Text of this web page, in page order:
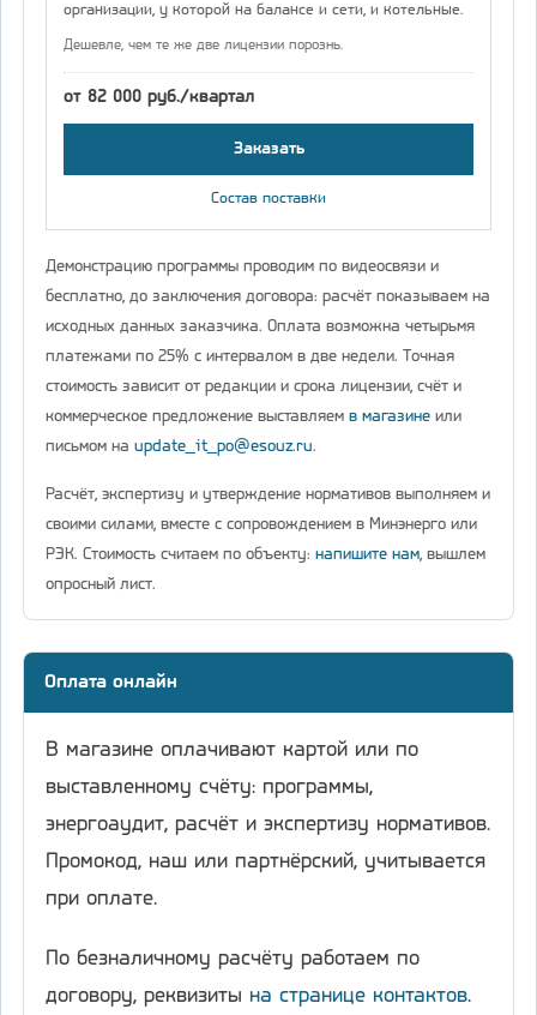
организации, у которой на балансе и сети, и котельные.
Дешевле, чем те же две лицензии порознь.
от 82 000 руб./квартал
Заказать
Состав поставки
Демонстрацию программы проводим по видеосвязи и
бесплатно, до заключения договора: расчёт показываем на
исходных данных заказчика. Оплата возможна четырьмя
платежами по 25% с интервалом в две недели. Точная
стоимость зависит от редакции и срока лицензии, счёт и
коммерческое предложение выставляем в магазине или
письмом на update_it_po@esouz.ru.
Расчёт, экспертизу и утверждение нормативов выполняем и
своими силами, вместе с сопровождением в Минэнерго или
РЭК. Стоимость считаем по объекту: напишите нам, вышлем
опросный лист.
Оплата онлайн
В магазине оплачивают картой или по
выставленному счёту: программы,
энергоаудит, расчёт и экспертизу нормативов.
Промокод, наш или партнёрский, учитывается
при оплате.
По безналичному расчёту работаем по
договору, реквизиты на странице контактов.